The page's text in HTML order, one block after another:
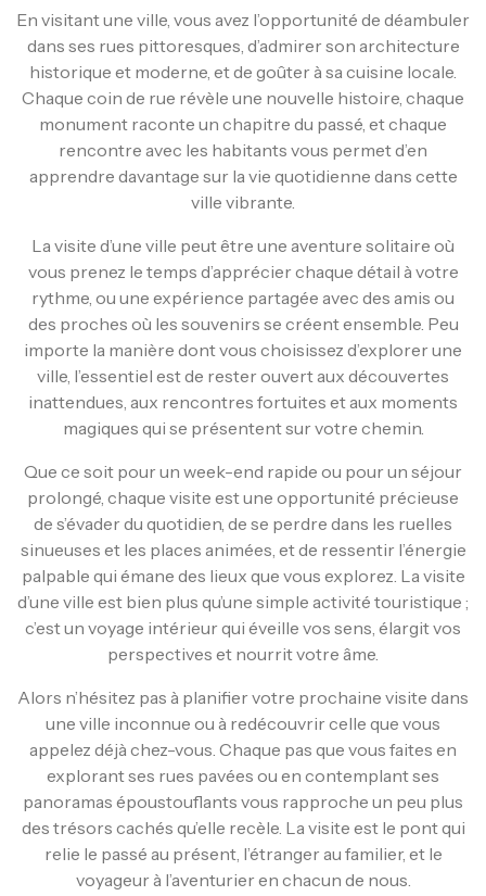
En visitant une ville, vous avez l’opportunité de déambuler
dans ses rues pittoresques, d’admirer son architecture
historique et moderne, et de goûter à sa cuisine locale.
Chaque coin de rue révèle une nouvelle histoire, chaque
monument raconte un chapitre du passé, et chaque
rencontre avec les habitants vous permet d’en
apprendre davantage sur la vie quotidienne dans cette
ville vibrante.
La visite d’une ville peut être une aventure solitaire où
vous prenez le temps d’apprécier chaque détail à votre
rythme, ou une expérience partagée avec des amis ou
des proches où les souvenirs se créent ensemble. Peu
importe la manière dont vous choisissez d’explorer une
ville, l’essentiel est de rester ouvert aux découvertes
inattendues, aux rencontres fortuites et aux moments
magiques qui se présentent sur votre chemin.
Que ce soit pour un week-end rapide ou pour un séjour
prolongé, chaque visite est une opportunité précieuse
de s’évader du quotidien, de se perdre dans les ruelles
sinueuses et les places animées, et de ressentir l’énergie
palpable qui émane des lieux que vous explorez. La visite
d’une ville est bien plus qu’une simple activité touristique ;
c’est un voyage intérieur qui éveille vos sens, élargit vos
perspectives et nourrit votre âme.
Alors n’hésitez pas à planifier votre prochaine visite dans
une ville inconnue ou à redécouvrir celle que vous
appelez déjà chez-vous. Chaque pas que vous faites en
explorant ses rues pavées ou en contemplant ses
panoramas époustouflants vous rapproche un peu plus
des trésors cachés qu’elle recèle. La visite est le pont qui
relie le passé au présent, l’étranger au familier, et le
voyageur à l’aventurier en chacun de nous.